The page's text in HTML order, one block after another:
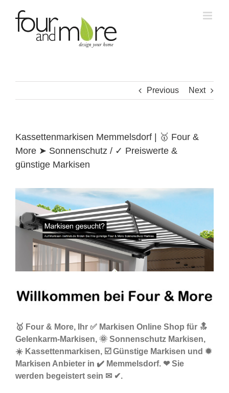
content
Previous Next
Kassettenmarkisen Memmelsdorf | 🥇 Four &
More ➤ Sonnenschutz / ✓ Preiswerte &
günstige Markisen
🥇 Four & More, Ihr ✅ Markisen Online Shop für 🔝
Gelenkarm-Markisen, 🌞 Sonnenschutz Markisen,
☀️ Kassettenmarkisen, ☑️ Günstige Markisen und ✹
Markisen Anbieter in ✔️ Memmelsdorf. ❤ Sie
werden begeistert sein ✉ ✔.